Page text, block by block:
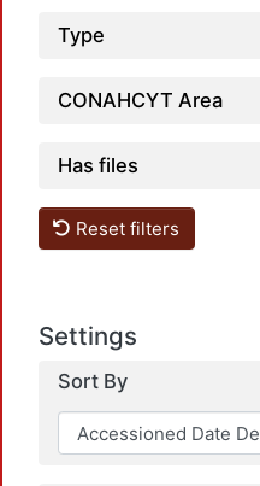
Type
CONAHCYT Area
Has files
Reset filters
Settings
Sort By